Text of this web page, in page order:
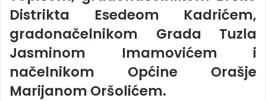
Distrikta Esedeom Kadrićem,
gradonačelnikom Grada Tuzla
Jasminom Imamovićem i
načelnikom Općine Orašje
Marijanom Oršolićem.